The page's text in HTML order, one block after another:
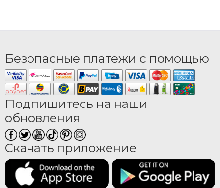
Безопасные платежи с помощью
Подпишитесь на наши
обновления
Скачать приложение